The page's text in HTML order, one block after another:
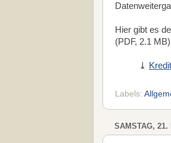
Hier gibt es
(PDF, 2.1
⤓
Labels:
SAMSTAG, 21.